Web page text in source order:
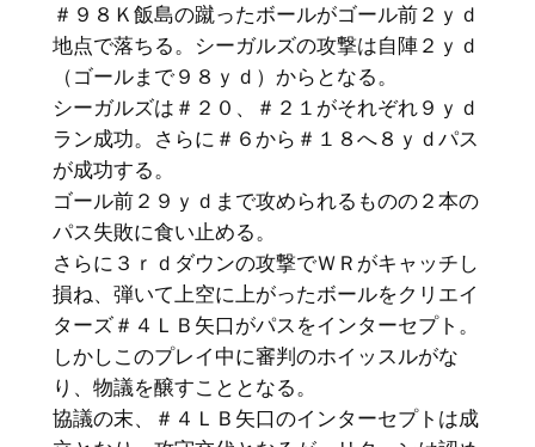
＃９８Ｋ飯島の蹴ったボールがゴール前２ｙｄ
地点で落ちる。シーガルズの攻撃は自陣２ｙｄ
（ゴールまで９８ｙｄ）からとなる。
シーガルズは＃２０、＃２１がそれぞれ９ｙｄ
ラン成功。さらに＃６から＃１８へ８ｙｄパス
が成功する。
ゴール前２９ｙｄまで攻められるものの２本の
パス失敗に食い止める。
さらに３ｒｄダウンの攻撃でＷＲがキャッチし
損ね、弾いて上空に上がったボールをクリエイ
ターズ＃４ＬＢ矢口がパスをインターセプト。
しかしこのプレイ中に審判のホイッスルがな
り、物議を醸すこととなる。
協議の末、＃４ＬＢ矢口のインターセプトは成